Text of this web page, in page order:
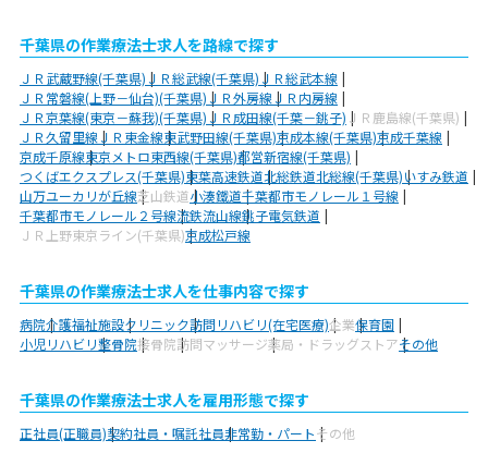
千葉県の作業療法士求人を路線で探す
ＪＲ武蔵野線(千葉県)ＪＲ総武線(千葉県)ＪＲ総武本線
ＪＲ常磐線(上野－仙台)(千葉県)ＪＲ外房線ＪＲ内房線
ＪＲ京葉線(東京－蘇我)(千葉県)ＪＲ成田線(千葉－銚子) ＪＲ鹿島線(千葉県)
ＪＲ久留里線ＪＲ東金線東武野田線(千葉県)京成本線(千葉県)京成千葉線
京成千原線東京メトロ東西線(千葉県)都営新宿線(千葉県)
つくばエクスプレス(千葉県)東葉高速鉄道北総鉄道北総線(千葉県)いすみ鉄道
山万ユーカリが丘線芝山鉄道小湊鐵道千葉都市モノレール１号線
千葉都市モノレール２号線流鉄流山線銚子電気鉄道
ＪＲ上野東京ライン(千葉県)京成松戸線
千葉県の作業療法士求人を仕事内容で探す
病院介護福祉施設クリニック訪問リハビリ(在宅医療)企業保育園
小児リハビリ整骨院接骨院訪問マッサージ薬局・ドラッグストアその他
千葉県の作業療法士求人を雇用形態で探す
正社員(正職員)契約社員・嘱託社員非常勤・パートその他